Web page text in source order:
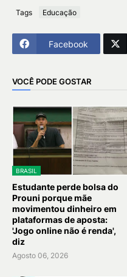
Tags Educação
Facebook
VOCÊ PODE GOSTAR
BRASIL
Estudante perde bolsa do
Prouni porque mãe
movimentou dinheiro em
plataformas de aposta:
'Jogo online não é renda',
diz
Agosto 06, 2026